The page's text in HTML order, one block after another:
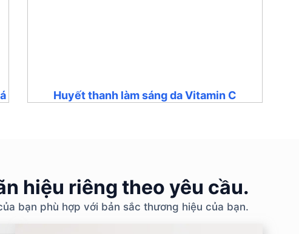
Huyết thanh làm sáng da Vitamin C
hiệu riêng theo yêu cầu.
bạn phù hợp với bản sắc thương hiệu của bạn.